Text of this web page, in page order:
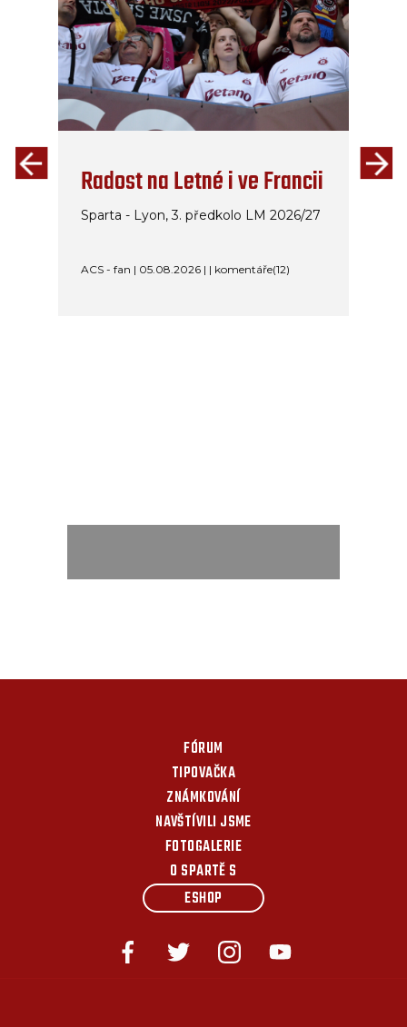
Radost na Letné i ve Francii
Sparta - Lyon, 3. předkolo LM 2026/27
ACS - fan | 05.08.2026 | | komentáře(12)
FÓRUM
TIPOVAČKA
ZNÁMKOVÁNÍ
NAVŠTÍVILI JSME
FOTOGALERIE
O SPARTĚ S
ESHOP